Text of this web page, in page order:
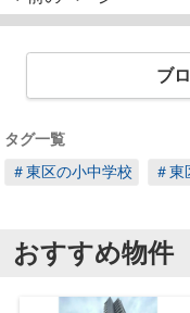
ブ
タグ一覧
＃東区の小中学校
＃東
おすすめ物件